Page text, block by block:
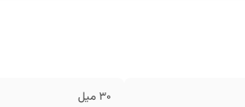
30 میل